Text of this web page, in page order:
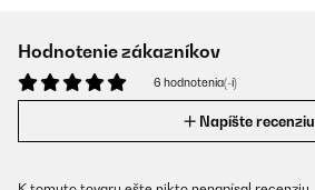
Hodnotenie zákazníkov
6 hodnotenia(-í)
Napíšte recenziu